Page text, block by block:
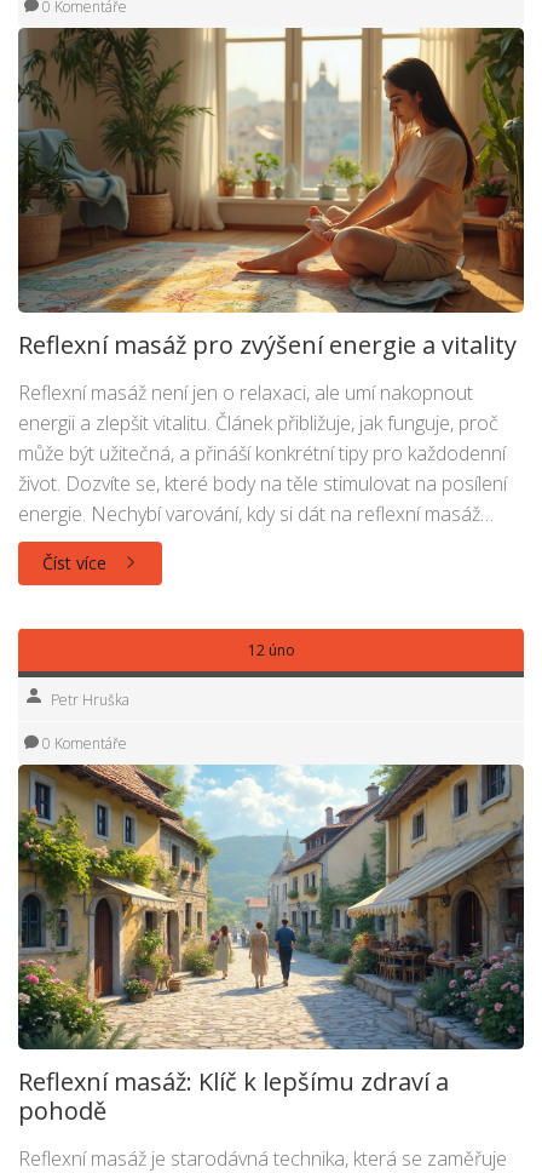
0 Komentáře
Reflexní masáž pro zvýšení energie a vitality
Reflexní masáž není jen o relaxaci, ale umí nakopnout
energii a zlepšit vitalitu. Článek přibližuje, jak funguje, proč
může být užitečná, a přináší konkrétní tipy pro každodenní
život. Dozvíte se, které body na těle stimulovat na posílení
energie. Nechybí varování, kdy si dát na reflexní masáž
pozor. Získáte rady, jak ji správně vyzkoušet i v domácím
prostředí.
Číst více
12 úno
Petr Hruška
0 Komentáře
Reflexní masáž: Klíč k lepšímu zdraví a
pohodě
Reflexní masáž je starodávná technika, která se zaměřuje